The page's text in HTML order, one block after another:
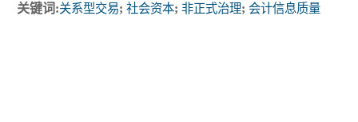
关键词:关系型交易; 社会资本; 非正式治理; 会计信息质量